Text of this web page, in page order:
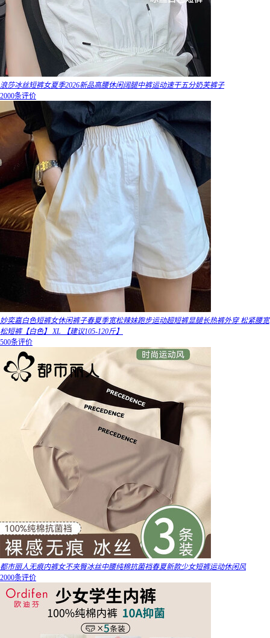
浪莎冰丝短裤女夏季2026新品高腰休闲阔腿中裤运动速干五分奶芙裤子
2000条评价
妙奕嘉白色短裤女休闲裤子春夏季宽松辣妹跑步运动超短裤显腿长热裤外穿 松紧腰宽
松短裤【白色】 XL 【建议105-120斤】
500条评价
都市丽人无痕内裤女不夹臀冰丝中腰纯棉抗菌裆春夏新款少女短裤运动休闲风
2000条评价